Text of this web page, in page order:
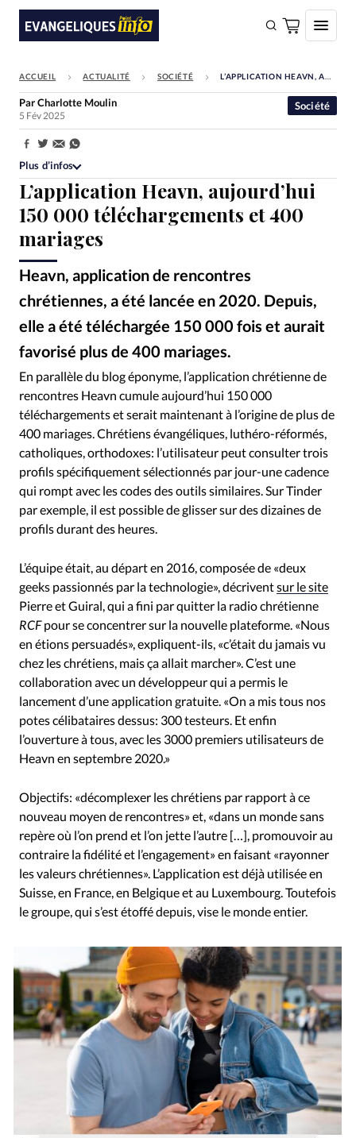
FAIRE UN DON
Faire un don
Eglises
Société
Monde
Bible
Toute l'actualité
Se connecter
Devise: CHF
RUBRIQUES
Toute l'actualité Bible Culture
Economie
Eglises
Histoire Laicité
Liberté religieuse
Mission
Monde People Politique
Religions
Société
ACCUEIL ACTUALITÉ SOCIÉTÉ L’APPLICATION HEAVN, AUJOURD’HUI 150 000 TÉLÉCHARGEMENTS ET 400 MARIAGES
L’application Heavn, aujourd’hui
150 000 téléchargements et 400
mariages
Heavn, application de rencontres
chrétiennes, a été lancée en 2020. Depuis,
elle a été téléchargée 150 000 fois et aurait
favorisé plus de 400 mariages.
Société
ParCharlotte Moulin
5 Fév 2025
Partager:
Plus d’infos
©Heavn - Plusieurs membres de l'équipe
En parallèle du blog éponyme, l’application chrétienne de
rencontres Heavn cumule aujourd’hui 150 000
téléchargements et serait maintenant à l’origine de plus de
400 mariages. Chrétiens évangéliques, luthéro-réformés,
catholiques, orthodoxes: l’utilisateur peut consulter trois
profils spécifiquement sélectionnés par jour-une cadence
qui rompt avec les codes des outils similaires. Sur Tinder
par exemple, il est possible de glisser sur des dizaines de
profils durant des heures.
L’équipe était, au départ en 2016, composée de «deux
geeks passionnés par la technologie», décriventsur le site
Pierre et Guiral, qui a fini par quitter la radio chrétienne
RCFpour se concentrer sur la nouvelle plateforme. «Nous
en étions persuadés», expliquent-ils, «c’était du jamais vu
chez les chrétiens, mais ça allait marcher». C’est une
collaboration avec un développeur qui a permis le
lancement d’une application gratuite. «On a mis tous nos
potes célibataires dessus: 300 testeurs. Et enfin
l’ouverture à tous, avec les 3000 premiers utilisateurs de
Heavn en septembre 2020.»
Objectifs: «décomplexer les chrétiens par rapport à ce
nouveau moyen de rencontres» et, «dans un monde sans
repère où l’on prend et l’on jette l’autre […], promouvoir au
contraire la fidélité et l’engagement» en faisant «rayonner
les valeurs chrétiennes». L’application est déjà utilisée en
Suisse, en France, en Belgique et au Luxembourg. Toutefois
le groupe, qui s’est étoffé depuis, vise le monde entier.